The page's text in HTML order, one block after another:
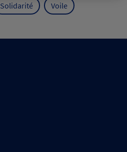
Solidarité Voile